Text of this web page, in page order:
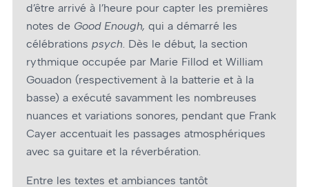
d’être arrivé à l’heure pour capter les premières
notes de Good Enough, qui a démarré les
célébrations psych . Dès le début, la section
rythmique occupée par Marie Fillod et William
Gouadon (respectivement à la batterie et à la
basse) a exécuté savamment les nombreuses
nuances et variations sonores, pendant que Frank
Cayer accentuait les passages atmosphériques
avec sa guitare et la réverbération.
Entre les textes et ambiances tantôt